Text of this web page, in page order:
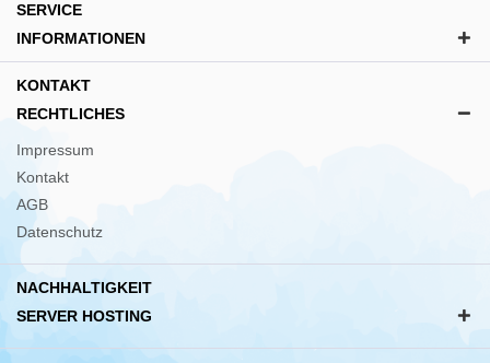
SERVICE
INFORMATIONEN
KONTAKT
RECHTLICHES
Impressum
Kontakt
AGB
Datenschutz
NACHHALTIGKEIT
SERVER HOSTING